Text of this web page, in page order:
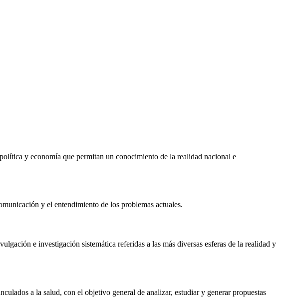
y economía que permitan un conocimiento de la realidad nacional e
y el entendimiento de los problemas actuales.
e investigación sistemática referidas a las más diversas esferas de la realidad y
a la salud, con el objetivo general de analizar, estudiar y generar propuestas